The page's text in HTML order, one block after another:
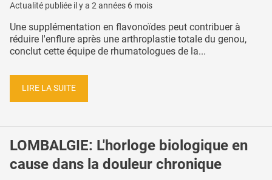
Actualité publiée il y a 2 années 6 mois
Une supplémentation en flavonoïdes peut contribuer à
réduire l'enflure après une arthroplastie totale du genou,
conclut cette équipe de rhumatologues de la...
LIRE LA SUITE
LOMBALGIE: L'horloge biologique en
cause dans la douleur chronique